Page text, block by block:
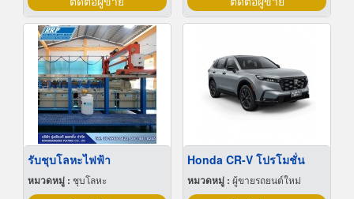
รับชุบโลหะไฟฟ้า
หมวดหมู่ : ชุบโลหะ
Honda CR-V โปรโมชั่น
หมวดหมู่ : ผู้ขายรถยนต์ใหม่